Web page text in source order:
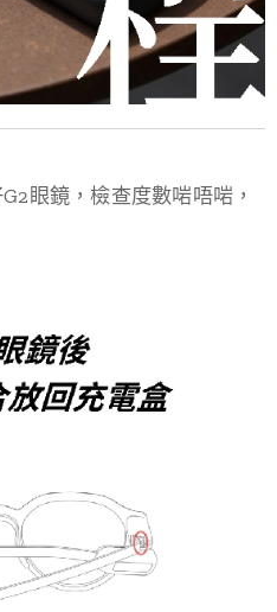
眼鏡，檢查度數啱唔啱，